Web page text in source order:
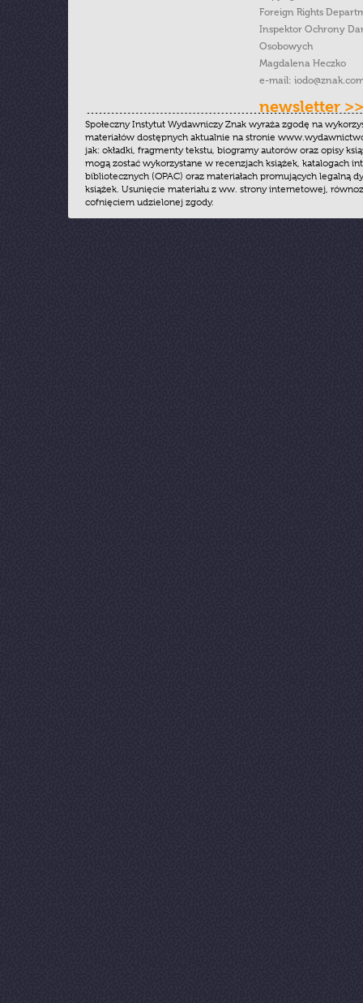
Foreign Rights
Inspektor Ochrony
Osobowych
Magdalena Heczko
e-mail:
newsletter >>
Społeczny Instytut Wydawniczy Znak wyraża zgodę na
materiałów dostępnych aktualnie na stronie
jak: okładki, fragmenty tekstu, biogramy autorów oraz opisy
mogą zostać wykorzystane w recenzjach książek, katalogach
bibliotecznych (OPAC) oraz materiałach promujących legalną
książek. Usunięcie materiału z ww. strony internetowej,
cofnięciem udzielonej zgody.